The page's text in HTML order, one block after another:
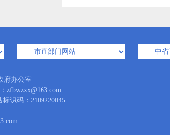
府办公室
识码：2109220045